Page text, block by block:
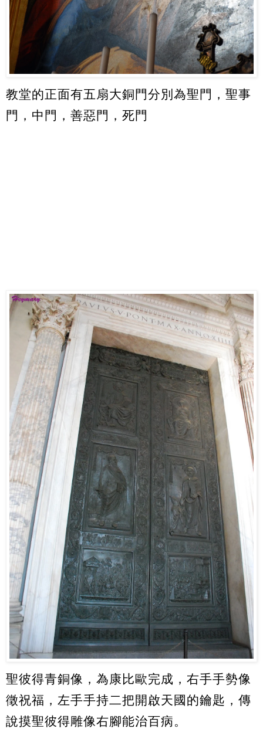
教堂的正面有五扇大銅門分別為聖門，聖事
門，中門，善惡門，死門
聖彼得青銅像，為康比歐完成，右手手勢像
徵祝福，左手手持二把開啟天國的鑰匙，傳
說摸聖彼得雕像右腳能治百病。